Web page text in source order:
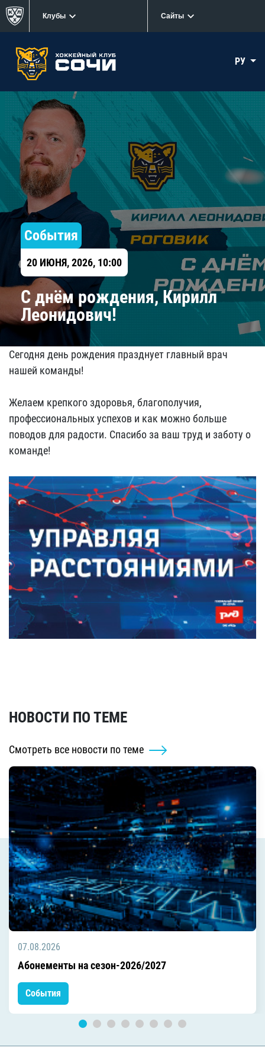
Клубы Сайты
РУ
События
20 ИЮНЯ, 2026, 10:00
C днём рождения, Кирилл
Леонидович!
Сегодня день рождения празднует главный врач
нашей команды!
Желаем крепкого здоровья, благополучия,
профессиональных успехов и как можно больше
поводов для радости. Спасибо за ваш труд и заботу о
команде!
НОВОСТИ ПО ТЕМЕ
Смотреть все новости по теме
07.08.2026
Абонементы на сезон-2026/2027
События